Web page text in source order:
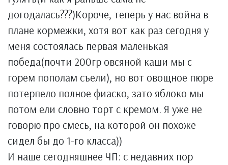
догодалась???)Короче, теперь у нас война в
плане кормежки, хотя вот как раз сегодня у
меня состоялась первая маленькая
победа(почти 200гр овсяной каши мы с
горем пополам съели), но вот овощное пюре
потерпело полное фиаско, зато яблоко мы
потом ели словно торт с кремом. Я уже не
говорю про смесь, на которой он похоже
сидел бы до 1-го класса))
И наше сегодняшнее ЧП: с недавних пор